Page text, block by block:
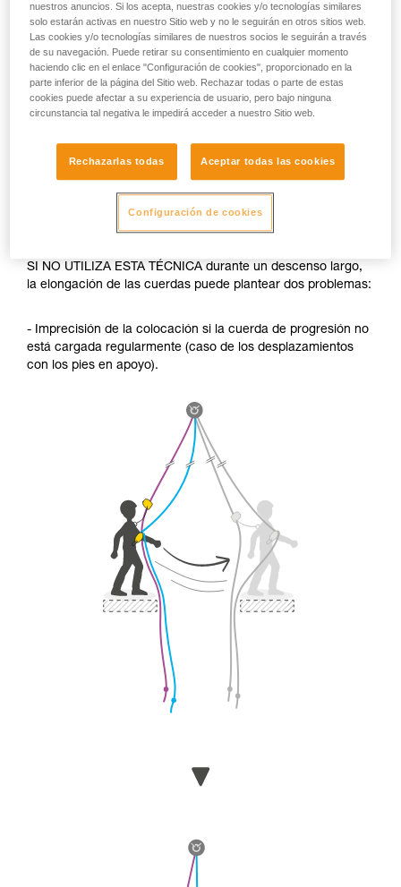
SI NO UTILIZA ESTA TÉCNICA durante un descenso largo,
la elongación de las cuerdas puede plantear dos problemas:
- Imprecisión de la colocación si la cuerda de progresión no
está cargada regularmente (caso de los desplazamientos
con los pies en apoyo).
nuestros anuncios. Si los acepta, nuestras cookies y/o tecnologías similares
solo estarán activas en nuestro Sitio web y no le seguirán en otros sitios web.
Las cookies y/o tecnologías similares de nuestros socios le seguirán a través
de su navegación. Puede retirar su consentimiento en cualquier momento
haciendo clic en el enlace "Configuración de cookies", proporcionado en la
parte inferior de la página del Sitio web. Rechazar todas o parte de estas
cookies puede afectar a su experiencia de usuario, pero bajo ninguna
circunstancia tal negativa le impedirá acceder a nuestro Sitio web.
Rechazarlas todas Aceptar todas las cookies
Configuración de cookies